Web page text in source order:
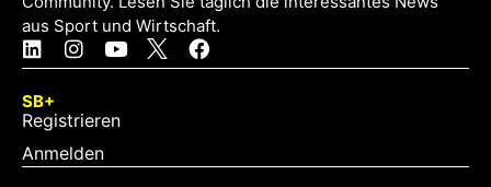
aus Sport und Wirtschaft.
SB+
Registrieren
Anmelden